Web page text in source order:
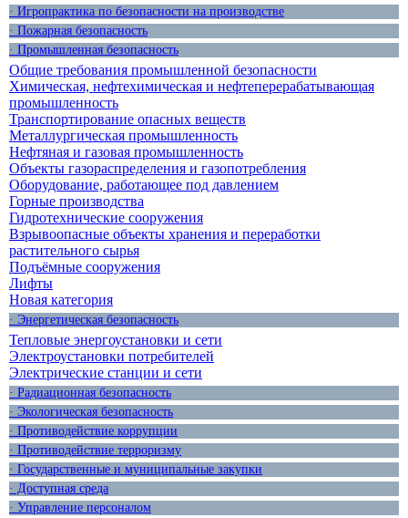
· Игропрактика по безопасности на производстве
· Пожарная безопасность
· Промышленная безопасность
Общие требования промышленной безопасности
Химическая, нефтехимическая и нефтеперерабатывающая
промышленность
Транспортирование опасных веществ
Металлургическая промышленность
Нефтяная и газовая промышленность
Объекты газораспределения и газопотребления
Оборудование, работающее под давлением
Горные производства
Гидротехнические сооружения
Взрывоопасные объекты хранения и переработки
растительного сырья
Подъёмные сооружения
Лифты
Новая категория
· Энергетическая безопасность
Тепловые энергоустановки и сети
Электроустановки потребителей
Электрические станции и сети
· Радиационная безопасность
· Экологическая безопасность
· Противодействие коррупции
· Противодействие терроризму
· Государственные и муниципальные закупки
· Доступная среда
· Управление персоналом